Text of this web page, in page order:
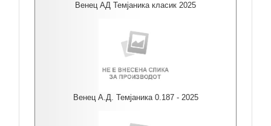
Венец АД Темјаника класик 2025
Венец А.Д. Темјаника 0.187 - 2025